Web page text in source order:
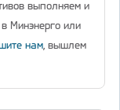
выполняем и
Минэнерго или
нам, вышлем